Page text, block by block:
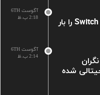
آگوست 6TH
2:18 ب.ظ
نینتندو بازه انتشار بازی‌های مهم Switch 2 را بار
آگوست 6TH
2:14 ب.ظ
شده